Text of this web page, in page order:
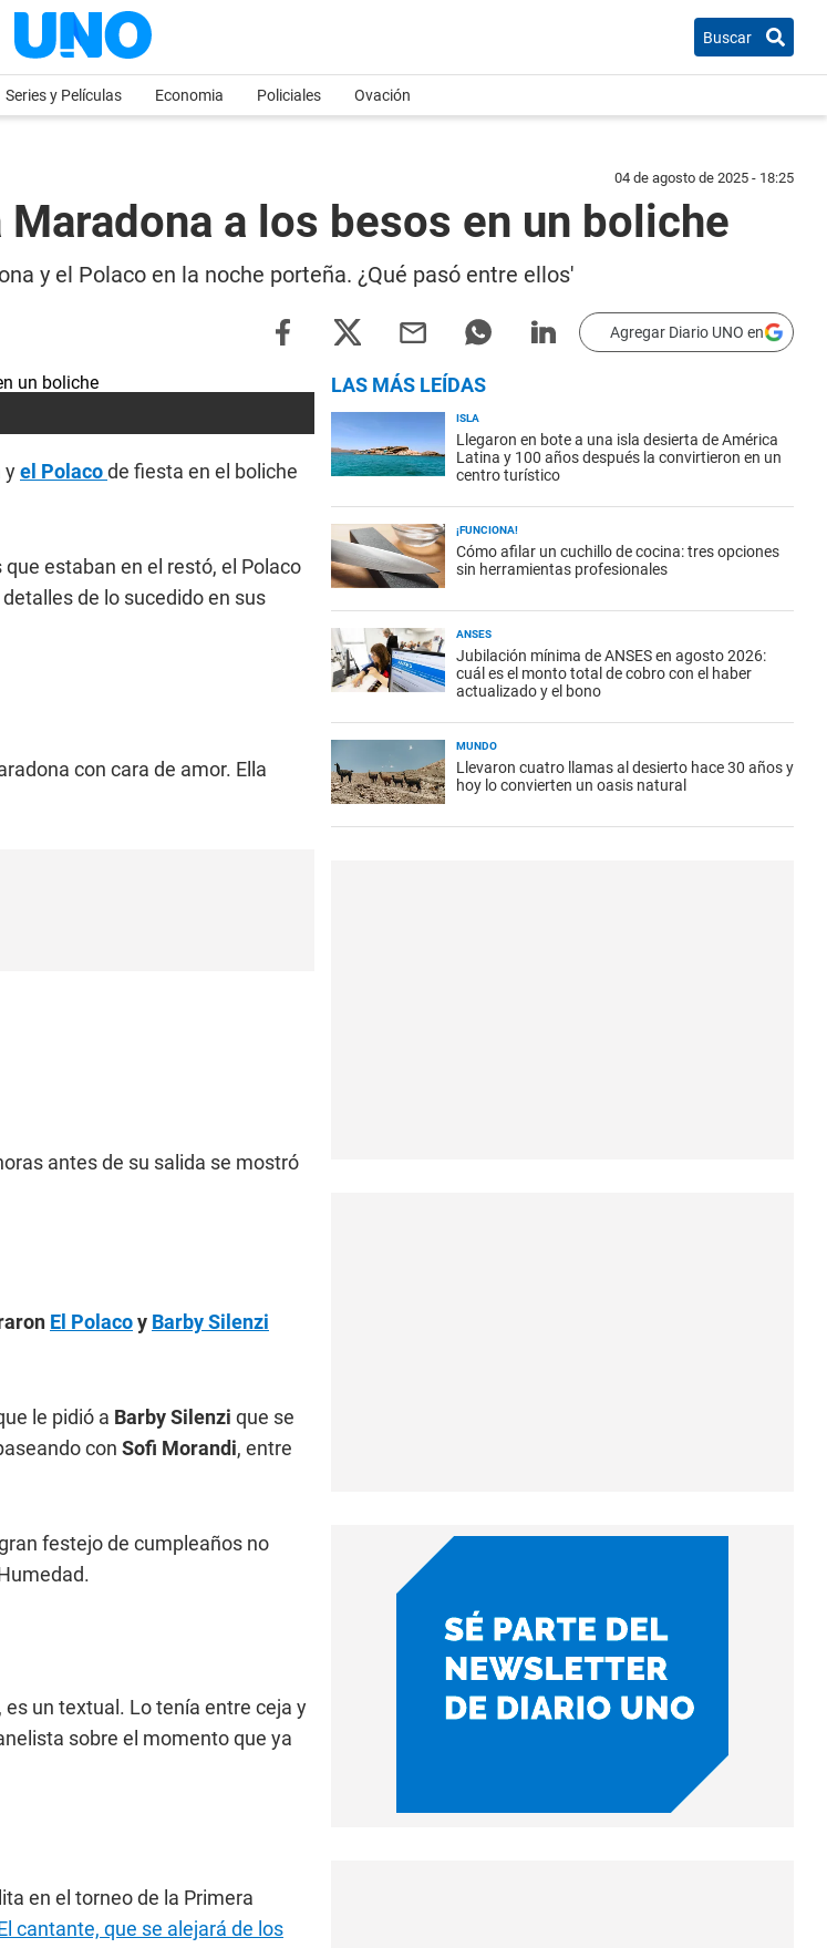
Buscar
Series y Películas Economia Policiales Ovación
04 de agosto de 2025 - 18:25
Maradona a los besos en un boliche
y el Polaco en la noche porteña. ¿Qué pasó entre ellos'
Agregar Diario UNO en
yel Polacode fiesta en el boliche
estaban en el restó, el Polaco
de lo sucedido en sus
con cara de amor. Ella
antes de su salida se mostró
El Polacoy Barby Silenzi
le pidió a Barby Silenzi que se
con Sofi Morandi, entre
festejo de cumpleaños no
un textual. Lo tenía entre ceja y
sobre el momento que ya
en el torneo de la Primera
cantante, que se alejará de los
LAS MÁS LEÍDAS
ISLA
Llegaron en bote a una isla desierta de América
Latina y 100 años después la convirtieron en un
centro turístico
¡FUNCIONA!
Cómo afilar un cuchillo de cocina: tres opciones
sin herramientas profesionales
ANSES
Jubilación mínima de ANSES en agosto 2026:
cuál es el monto total de cobro con el haber
actualizado y el bono
MUNDO
Llevaron cuatro llamas al desierto hace 30 años y
hoy lo convierten un oasis natural